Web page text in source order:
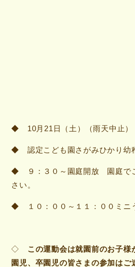
◆ 10月21日（土）（雨天中止）
◆ 認定こども園さがみひかり
◆ ９：３０～園庭開放 園庭で
さい。
◆ １０：００～１１：００ミニ
◇ この運動会は就園前のお子様
園児、卒園児の皆さまの参加はご